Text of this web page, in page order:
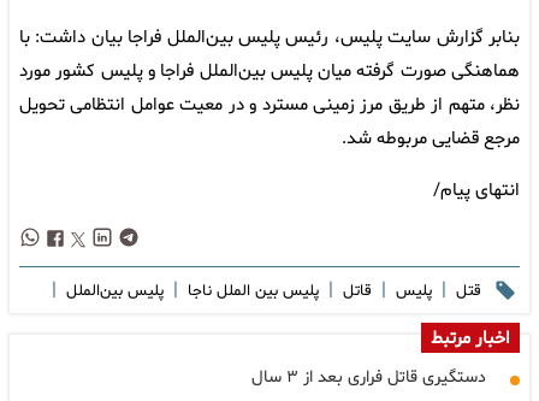
بنابر گزارش سایت پلیس، رئیس پلیس بین‌الملل فراجا بیان داشت: با
هماهنگی صورت گرفته میان پلیس بین‌الملل فراجا و پلیس کشور مورد
نظر، متهم از طریق مرز زمینی مسترد و در معیت عوامل انتظامی تحویل
مرجع قضایی مربوطه شد.
انتهای پیام/
قتل | پلیس | قاتل | پلیس بین الملل ناجا | پلیس بین‌الملل |
اخبار مرتبط
دستگیری قاتل فراری بعد از ۳ سال